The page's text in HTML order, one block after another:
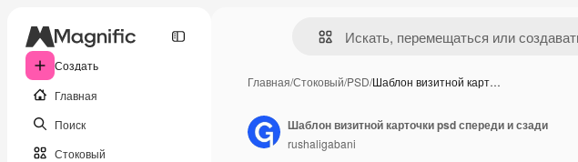
Создать
Главная
Поиск
Стоковый
Главная/Стоковый/PSD/Шаблон визитной карт…
Шаблон визитной карточки psd спереди и сзади
rushaligabani